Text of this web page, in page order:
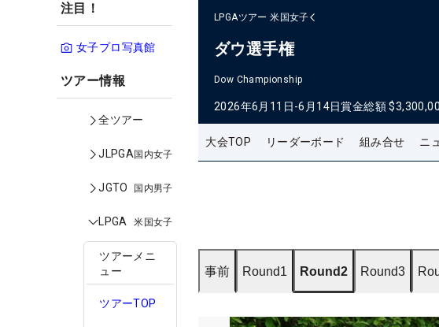
注目！
女子プロ写真館
ツアー情報
全ツアー
JLPGA国内女子
JGTO 国内男子
LPGA 米国女子
ツアーメニ
ュー
ツアーTOP
LPGAツアー 米国女子
ダウ選手権
Dow Championship
2026年6月11日-6月14日賞金総額
大会TOP リーダーボード 組み合せ ニ
事前 Round1 Round2 Round3